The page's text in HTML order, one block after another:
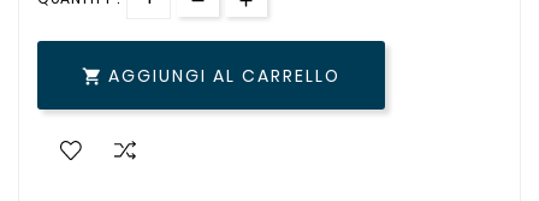
 AGGIUNGI AL CARRELLO